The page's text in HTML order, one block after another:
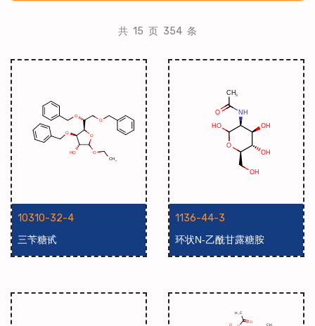
共 15 页 354 条
10310-32-4
三苄糖甙
1136-44-3
环状N-乙酰甘露糖胺